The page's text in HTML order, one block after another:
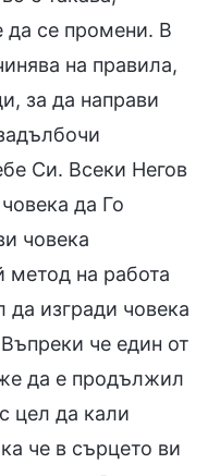
да се промени. В
на правила,
за да направи
Си. Всеки Негов
да Го
човека
на работа
да изгради човека
че един от
да е продължил
цел да кали
че в сърцето ви